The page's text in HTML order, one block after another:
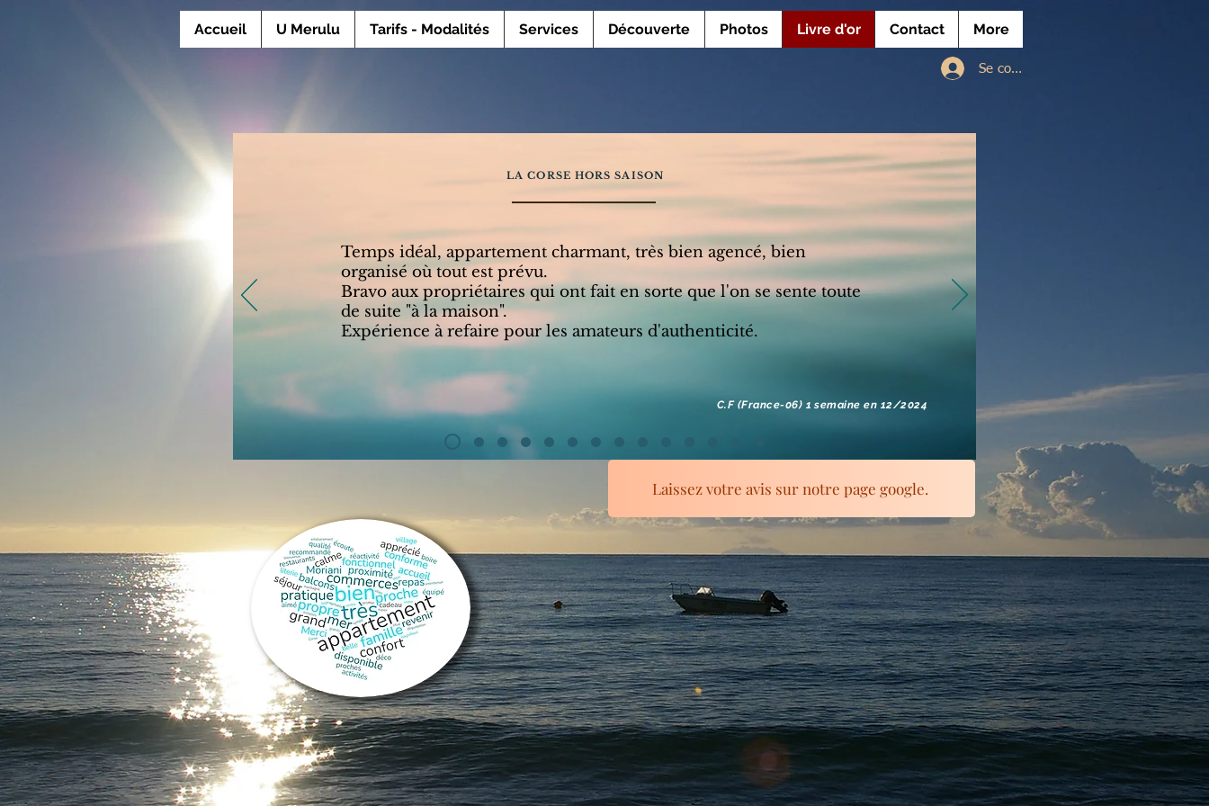
Accueil U Merulu Tarifs - Modalités Services Découverte Photos Livre d'or Contact More
Se connecter
LA CORSE HORS SAISON
Temps idéal, appartement charmant, très bien agencé, bien
organisé où tout est prévu.
Bravo aux propriétaires qui ont fait en sorte que l'on se sente toute
de suite "à la maison".
Expérience à refaire pour les amateurs d'authenticité.
C.F (France-06) 1 semaine en 12/2024
Laissez votre avis sur notre page google.